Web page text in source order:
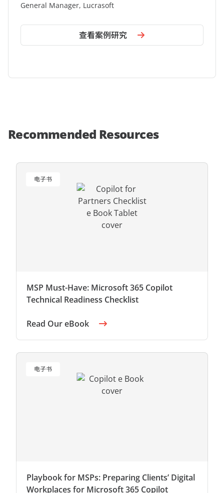
General Manager, Lucrasoft
查看案例研究
Recommended Resources
电子书
MSP Must-Have: Microsoft 365 Copilot
Technical Readiness Checklist
Read Our eBook
电子书
Playbook for MSPs: Preparing Clients’ Digital
Workplaces for Microsoft 365 Copilot